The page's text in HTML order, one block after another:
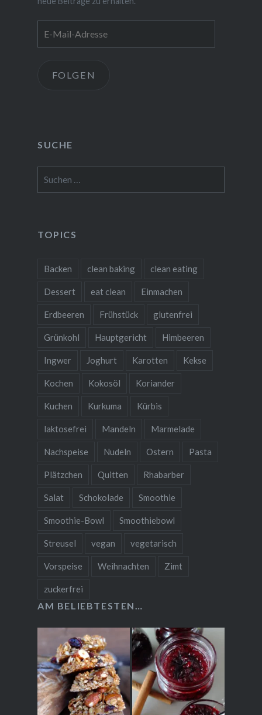
Mail-
FOLGEN
SUCHE
nach:
TOPICS
Backen clean baking clean eating
Dessert eat clean Einmachen
Erdbeeren Frühstück glutenfrei
Grünkohl Hauptgericht Himbeeren
Ingwer Joghurt Karotten Kekse
Kochen Kokosöl Koriander
Kuchen Kurkuma Kürbis
laktosefrei Mandeln Marmelade
Nachspeise Nudeln Ostern Pasta
Plätzchen Quitten Rhabarber
Salat Schokolade Smoothie
Smoothie-Bowl Smoothiebowl
Streusel vegan vegetarisch
Vorspeise Weihnachten Zimt
zuckerfrei
AM BELIEBTESTEN…